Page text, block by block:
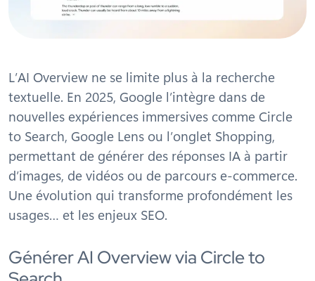
L’AI Overview ne se limite plus à la recherche
textuelle. En 2025, Google l’intègre dans de
nouvelles expériences immersives comme Circle
to Search, Google Lens ou l’onglet Shopping,
permettant de générer des réponses IA à partir
d’images, de vidéos ou de parcours e-commerce.
Une évolution qui transforme profondément les
usages… et les enjeux SEO.
Générer AI Overview via Circle to